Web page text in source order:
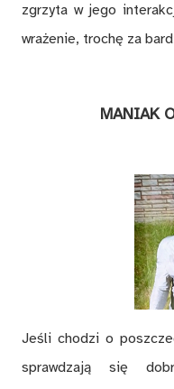
zgrzyta w jego
wrażenie, trochę za
MANIAK
Jeśli chodzi o
sprawdzają się